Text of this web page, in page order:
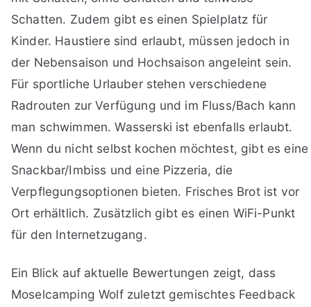
Schatten. Zudem gibt es einen Spielplatz für
Kinder. Haustiere sind erlaubt, müssen jedoch in
der Nebensaison und Hochsaison angeleint sein.
Für sportliche Urlauber stehen verschiedene
Radrouten zur Verfügung und im Fluss/Bach kann
man schwimmen. Wasserski ist ebenfalls erlaubt.
Wenn du nicht selbst kochen möchtest, gibt es eine
Snackbar/Imbiss und eine Pizzeria, die
Verpflegungsoptionen bieten. Frisches Brot ist vor
Ort erhältlich. Zusätzlich gibt es einen WiFi-Punkt
für den Internetzugang.
Ein Blick auf aktuelle Bewertungen zeigt, dass
Moselcamping Wolf zuletzt gemischtes Feedback